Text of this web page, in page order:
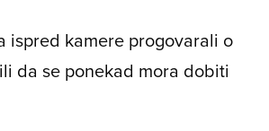
ispred kamere progovarali o
da se ponekad mora dobiti